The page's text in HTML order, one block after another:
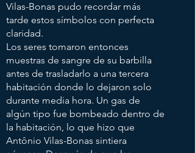
Vilas-Bonas pudo recordar más
tarde estos símbolos con perfecta
claridad.
Los seres tomaron entonces
muestras de sangre de su barbilla
antes de trasladarlo a una tercera
habitación donde lo dejaron solo
durante media hora. Un gas de
algún tipo fue bombeado dentro de
la habitación, lo que hizo que
Antônio Vilas-Bonas sintiera